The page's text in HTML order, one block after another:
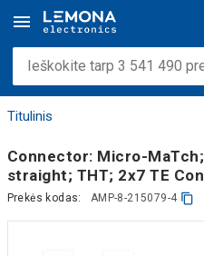
Titulinis
Connector: Micro-
straight; THT; 2x7 TE
Prekės kodas: AMP-8-215079-4